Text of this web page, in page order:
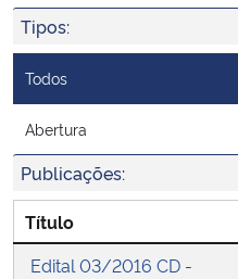
Ministério da Saúde
Ministério da Ciência, Tecnologia,
Ministério do Meio Ambiente
Ministério do Turismo
Tipos:
Todos
Abertura
Publicações:
Título
Edital 03/2016 CD -